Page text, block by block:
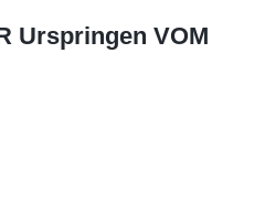
Urspringen VOM